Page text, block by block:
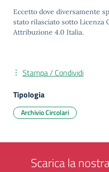
Eccetto dove diversamente
stato rilasciato sotto Licenza
Attribuzione 4.0 Italia.
Stampa / Condividi
Tipologia
Archivio Circolari
Scarica la